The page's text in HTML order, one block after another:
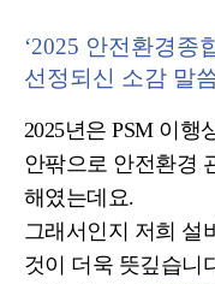
‘2025 안전환경종
선정되신 소감 말
2025년은 PSM 이행
안팎으로 안전환경
해였는데요.
그래서인지 저희 설
것이 더욱 뜻깊습니